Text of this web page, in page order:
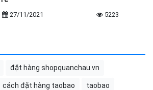
27/11/2021 5223
đặt hàng shopquanchau.vn
cách đặt hàng taobao taobao